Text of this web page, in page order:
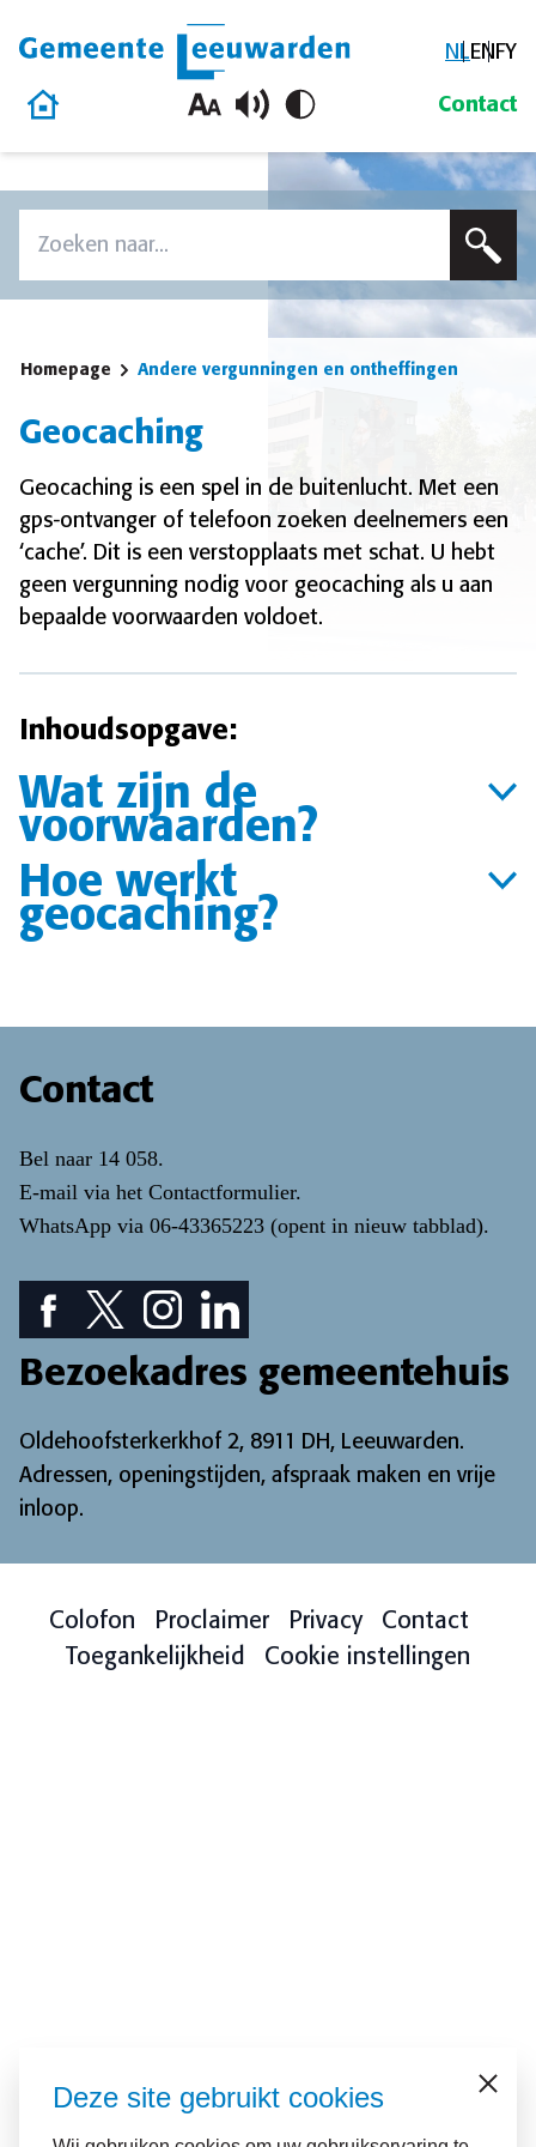
Gemeente Leeuwarden NLENFY
Homepage
Contact
Homepage Andere vergunningen en ontheffingen
Geocaching
Geocaching is een spel in de buitenlucht. Met een
gps-ontvanger of telefoon zoeken deelnemers een
‘cache’. Dit is een verstopplaats met schat. U hebt
geen vergunning nodig voor geocaching als u aan
bepaalde voorwaarden voldoet.
Inhoudsopgave:
Wat zijn de
voorwaarden?
Hoe werkt
geocaching?
Contact
Bel naar 14 058.
E-mail via het Contactformulier.
WhatsApp via 06-43365223 (opent in nieuw tabblad).
Facebook pictogram: bekijk onze Facebook pagina
Twitter pictogram: bekijk onze Twitter pagina
Instagram pictogram: bekijk onze
LinkedIn pictogram: bekijk onze
Bezoekadres gemeentehuis
Oldehoofsterkerkhof 2, 8911 DH, Leeuwarden.
Adressen, openingstijden, afspraak maken en vrije
inloop.
Colofon Proclaimer Privacy
Contact
Toegankelijkheid
Cookie instellingen
Deze site gebruikt cookies Sluiten